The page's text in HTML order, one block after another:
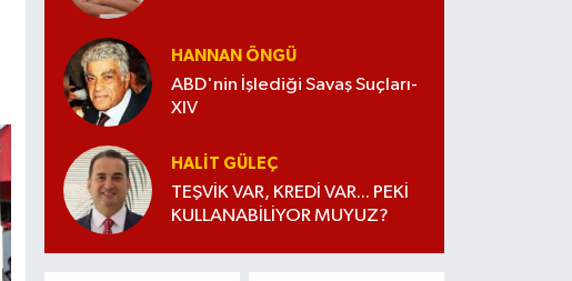
HANNAN ÖNGÜ
ABD'nin İşlediği Savaş Suçları-
XIV
HALIT GÜLEÇ
TEŞVİK VAR, KREDİ VAR... PEKİ
KULLANABİLİYOR MUYUZ?